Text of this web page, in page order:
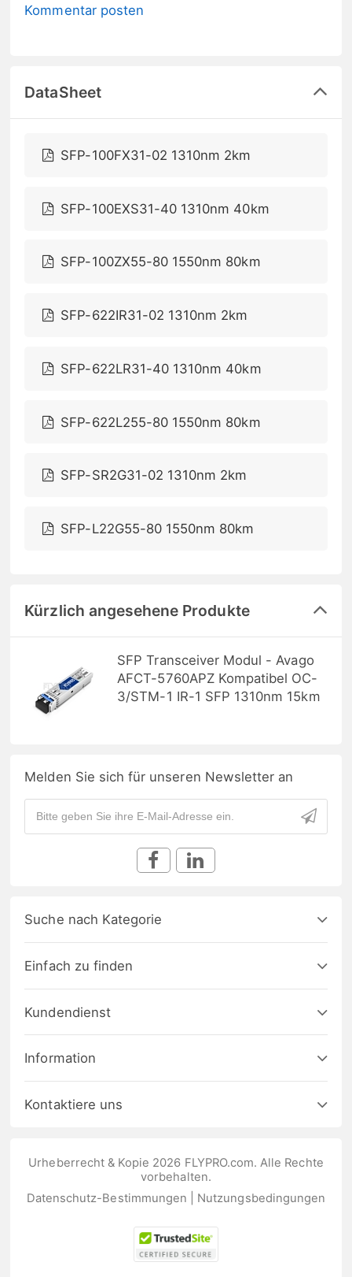
Kommentar posten
DataSheet
SFP-100FX31-02 1310nm 2km
SFP-100EXS31-40 1310nm 40km
SFP-100ZX55-80 1550nm 80km
SFP-622IR31-02 1310nm 2km
SFP-622LR31-40 1310nm 40km
SFP-622L255-80 1550nm 80km
SFP-SR2G31-02 1310nm 2km
SFP-L22G55-80 1550nm 80km
Kürzlich angesehene Produkte
SFP Transceiver Modul - Avago
AFCT-5760APZ Kompatibel OC-
3/STM-1 IR-1 SFP 1310nm 15km
Melden Sie sich für unseren Newsletter an
Suche nach Kategorie
Einfach zu finden
Kundendienst
Information
Kontaktiere uns
Urheberrecht & Kopie 2026 FLYPRO.com. Alle Rechte
vorbehalten.
Datenschutz-Bestimmungen
Nutzungsbedingungen